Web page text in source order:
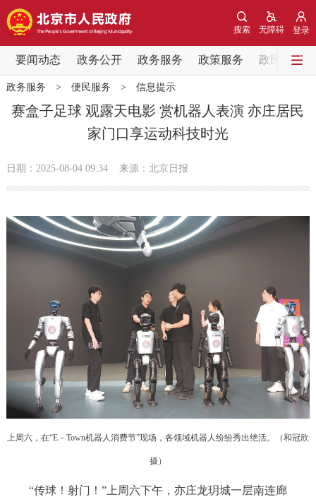
登录
无障碍
搜索
要闻动态 政务公开 政务服务 政策服务 政民互动
要闻动态
党中央精神 国务院信息
会议信息
市领导 机构职能
政策解读 回应关切
决策公开 专题公开
政务服务
个人服务 法人服务
中介服务 阳光政务
政务服务 > 便民服务 > 信息提示
赛盒子足球 观露天电影 赏机器人表演 亦庄居民
家门口享运动科技时光
日期：2025-08-04 09:34 来源：北京日报
上周六，在“E－Town机器人消费节”现场，各领域机器人纷纷秀出绝活。（和冠欣
摄）
“传球！射门！”上周六下午，亦庄龙玥城一层南连廊